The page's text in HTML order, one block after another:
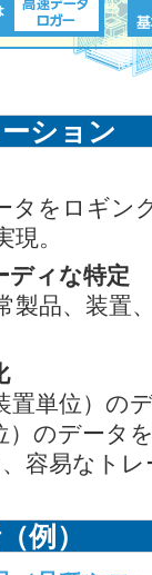
ション
をロギン
。
ディな特定
品、装置
単位）の
）のデータ
容易なトレ
例）